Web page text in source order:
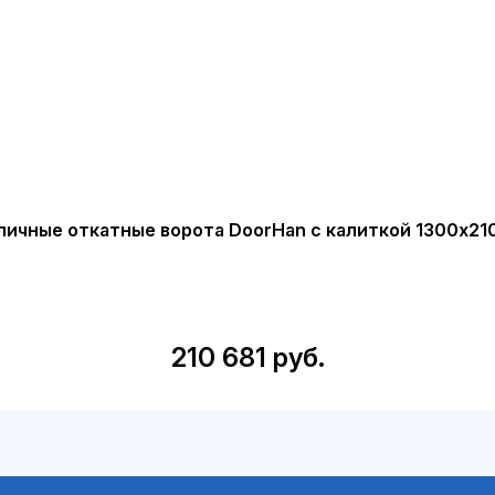
откатные ворота DoorHan с калиткой
210 681 руб.